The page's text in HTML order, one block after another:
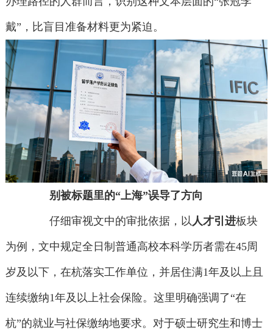
戴”，比盲目准备材料更为紧迫。
别被标题里的“上海”误导了方向
仔细审视文中的审批依据，以人才引进板块
为例，文中规定全日制普通高校本科学历者需在45周
岁及以下，在杭落实工作单位，并居住满1年及以上且
连续缴纳1年及以上社会保险。这里明确强调了“在
杭”的就业与社保缴纳地要求。对于硕士研究生和博士